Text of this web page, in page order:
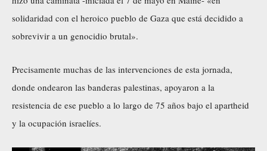
solidaridad con el heroico pueblo de Gaza que está decidido a
sobrevivir a un genocidio brutal».
Precisamente muchas de las intervenciones de esta jornada,
donde ondearon las banderas palestinas, apoyaron a la
resistencia de ese pueblo a lo largo de 75 años bajo el apartheid
y la ocupación israelíes.